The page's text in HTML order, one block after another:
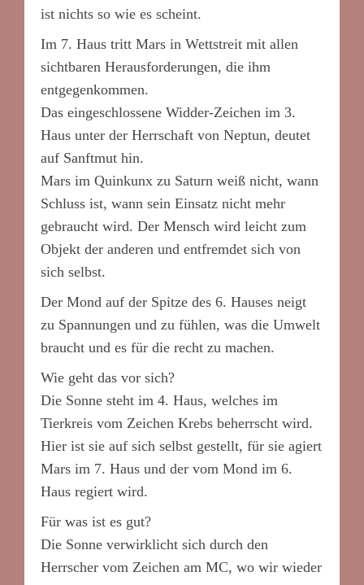
ist nichts so wie es scheint.
Im 7. Haus tritt Mars in Wettstreit mit allen
sichtbaren Herausforderungen, die ihm
entgegenkommen.
Das eingeschlossene Widder-Zeichen im 3.
Haus unter der Herrschaft von Neptun, deutet
auf Sanftmut hin.
Mars im Quinkunx zu Saturn weiß nicht, wann
Schluss ist, wann sein Einsatz nicht mehr
gebraucht wird. Der Mensch wird leicht zum
Objekt der anderen und entfremdet sich von
sich selbst.
Der Mond auf der Spitze des 6. Hauses neigt
zu Spannungen und zu fühlen, was die Umwelt
braucht und es für die recht zu machen.
Wie geht das vor sich?
Die Sonne steht im 4. Haus, welches im
Tierkreis vom Zeichen Krebs beherrscht wird.
Hier ist sie auf sich selbst gestellt, für sie agiert
Mars im 7. Haus und der vom Mond im 6.
Haus regiert wird.
Für was ist es gut?
Die Sonne verwirklicht sich durch den
Herrscher vom Zeichen am MC, wo wir wieder